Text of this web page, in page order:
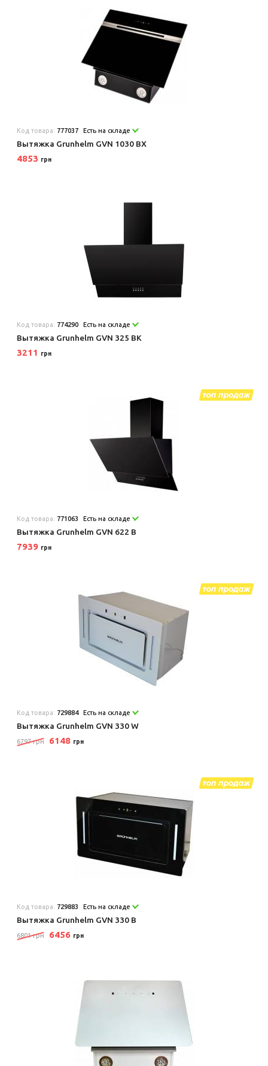
Код товара: 777037 Есть на складе
Вытяжка Grunhelm GVN 1030 BX
4853 грн
Код товара: 774290 Есть на складе
Вытяжка Grunhelm GVN 325 BK
3211 грн
Код товара: 771063 Есть на складе
Вытяжка Grunhelm GVN 622 B
7939 грн
Код товара: 729884 Есть на складе
Вытяжка Grunhelm GVN 330 W
6797 грн 6148 грн
Код товара: 729883 Есть на складе
Вытяжка Grunhelm GVN 330 B
6801 грн 6456 грн